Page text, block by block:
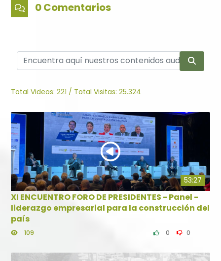
0 Comentarios
Total Videos: 221 / Total Visitas: 25.324
53:27
XI ENCUENTRO FORO DE PRESIDENTES - Panel -
liderazgo empresarial para la construcción del
país
109 0 0